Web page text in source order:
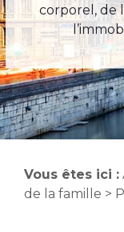
corporel, de
Vous êtes ici :
de la famille >